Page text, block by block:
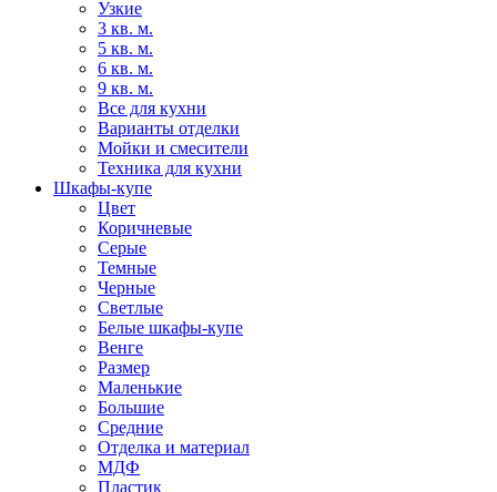
Узкие
3 кв. м.
5 кв. м.
6 кв. м.
9 кв. м.
Все для кухни
Варианты отделки
Мойки и смесители
Техника для кухни
Шкафы-купе
Цвет
Коричневые
Серые
Темные
Черные
Светлые
Белые шкафы-купе
Венге
Размер
Маленькие
Большие
Средние
Отделка и материал
МДФ
Пластик